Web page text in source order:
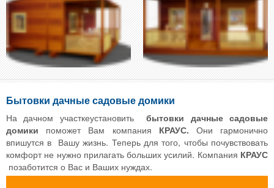
Бытовки дачные садовые домики
На дачном участкеустановитьбытовки дачные садовые
домики поможет Вам компания КРАУС. Они гармонично
впишутся в Вашу жизнь. Теперь для того, чтобы почувствовать
комфорт не нужно прилагать больших усилий. Компания КРАУС
позаботится о Вас и Ваших нуждах.